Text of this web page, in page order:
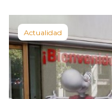
Actualidad